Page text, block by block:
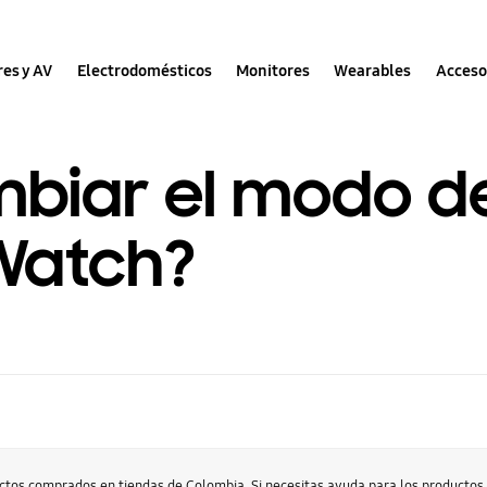
y AV Electrodomésticos Monitores Wearables
el modo